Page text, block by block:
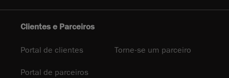
Clientes e Parceiros
Portal de clientes Torne-se um parceiro
Portal de parceiros